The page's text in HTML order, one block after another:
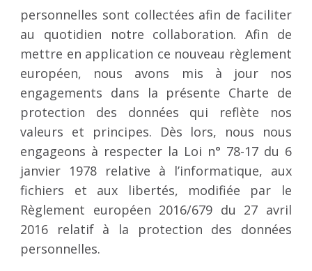
personnelles sont collectées afin de faciliter
au quotidien notre collaboration. Afin de
mettre en application ce nouveau règlement
européen, nous avons mis à jour nos
engagements dans la présente Charte de
protection des données qui reflète nos
valeurs et principes. Dès lors, nous nous
engageons à respecter la Loi n° 78-17 du 6
janvier 1978 relative à l’informatique, aux
fichiers et aux libertés, modifiée par le
Règlement européen 2016/679 du 27 avril
2016 relatif à la protection des données
personnelles.